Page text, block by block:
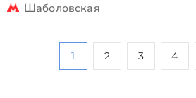
Шаболовская
1 2 3 4